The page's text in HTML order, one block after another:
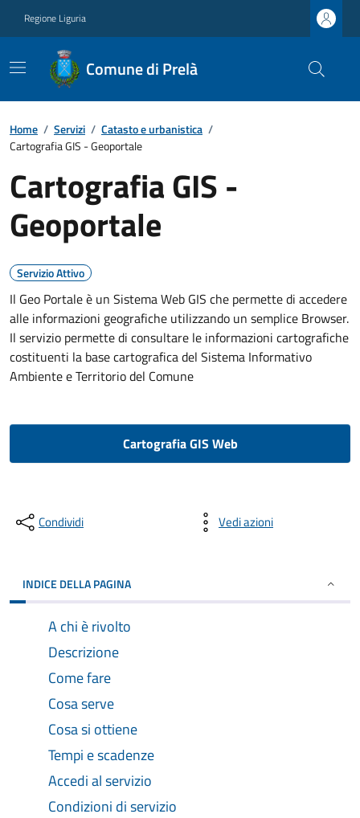
Regione Liguria
Comune di Prelà
Home / Servizi / Catasto e urbanistica /
Cartografia GIS - Geoportale
Cartografia GIS -
Geoportale
Servizio Attivo
Il Geo Portale è un Sistema Web GIS che permette di accedere
alle informazioni geografiche utilizzando un semplice Browser.
Il servizio permette di consultare le informazioni cartografiche
costituenti la base cartografica del Sistema Informativo
Ambiente e Territorio del Comune
Cartografia GIS Web
Condividi Vedi azioni
INDICE DELLA PAGINA
A chi è rivolto
Descrizione
Come fare
Cosa serve
Cosa si ottiene
Tempi e scadenze
Accedi al servizio
Condizioni di servizio